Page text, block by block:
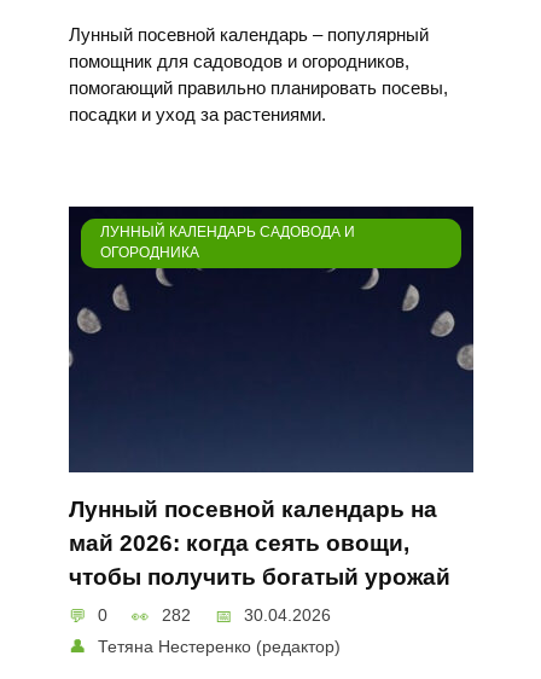
Лунный посевной календарь – популярный
помощник для садоводов и огородников,
помогающий правильно планировать посевы,
посадки и уход за растениями.
ЛУННЫЙ КАЛЕНДАРЬ САДОВОДА И
ОГОРОДНИКА
Лунный посевной календарь на
май 2026: когда сеять овощи,
чтобы получить богатый урожай
0 282
30.04.2026
Тетяна Нестеренко (редактор)